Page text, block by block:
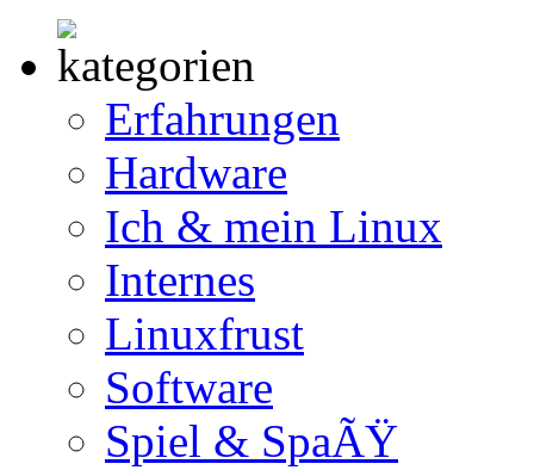
Erfahrungen
Hardware
Ich & mein Linux
Internes
Linuxfrust
Software
Spiel & SpaÃŸ